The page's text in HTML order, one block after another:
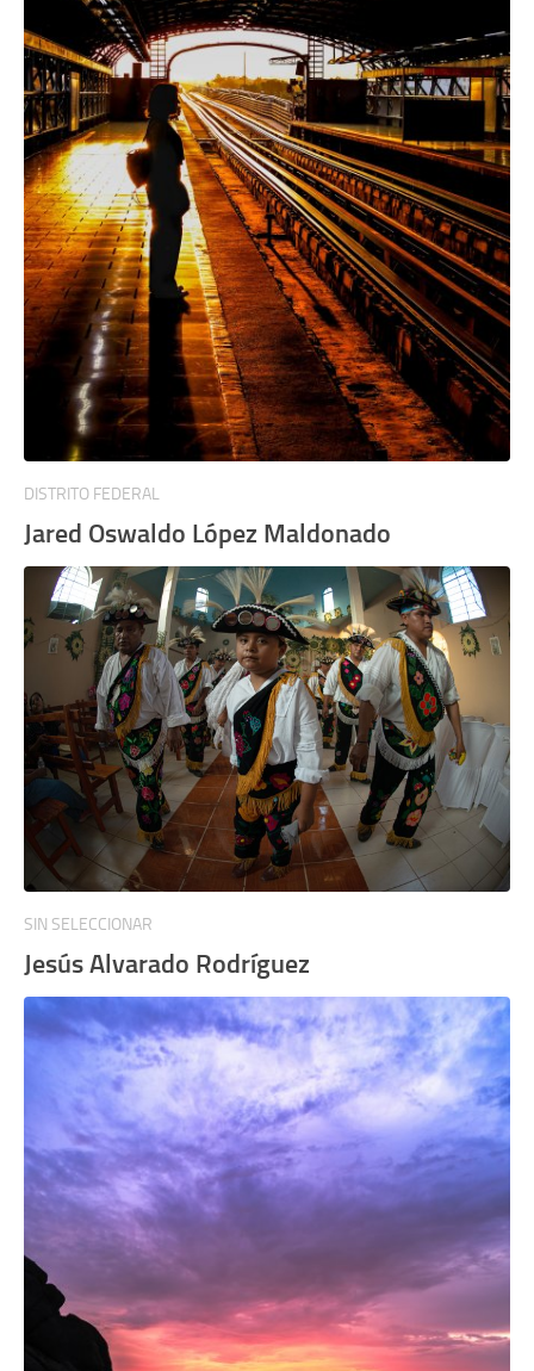
DISTRITO FEDERAL
Jared Oswaldo López Maldonado
SIN SELECCIONAR
Jesús Alvarado Rodríguez